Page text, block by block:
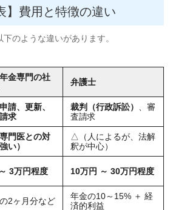
】費用と特徴の違い
のような違いがあります。
金専門の社
弁護士
請、更新、
求
裁判（行政訴訟） 、審
査請求
門医との対
い）
△（人によるが、法解
釈が中心）
3万円程度 10万円 ～ 30万円程度
2ヶ月分など
年金の10～15% ＋ 経
済的利益